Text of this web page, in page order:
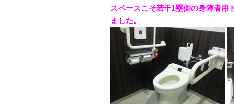
スペースこそ若干1塁側の身障者用
ました。